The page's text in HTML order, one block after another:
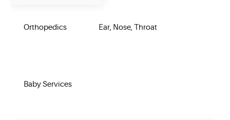
Orthopedics Ear, Nose, Throat
Baby Services